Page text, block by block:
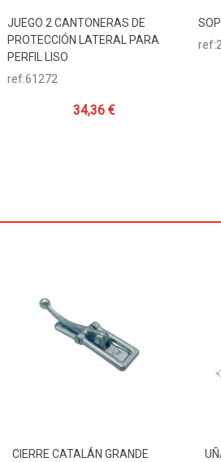
Añadir Al Carrito
JUEGO 2 CANTONERAS DE
PROTECCIÓN LATERAL PARA
PERFIL LISO
ref:61272
34,36 €
Añadir Al Carrito
CIERRE CATALÁN GRANDE